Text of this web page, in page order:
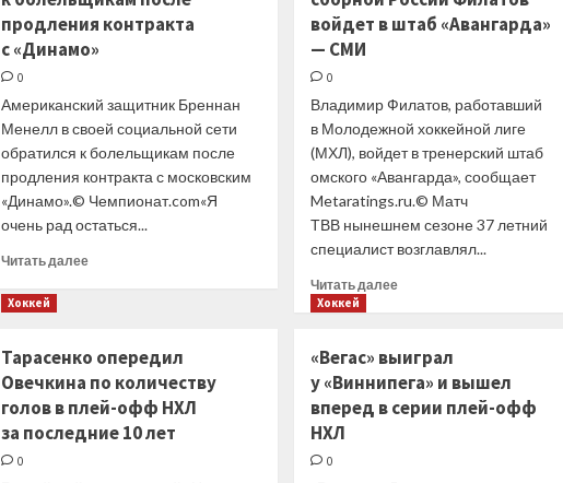
Вадимом
произошел
продления контракта
с «Динамо»
0
Американский защитник Бреннан
Менелл в своей социальной сети
обратился к болельщикам после
продления контракта с московским
«Динамо».© Чемпионат.com«Я
очень рад остаться...
Читать далееПрочитать
к болельщикам
после
продления
контракта
с «Динамо»
войдет в штаб «Авангарда»
— СМИ
0
Владимир Филатов, работавший
в Молодежной хоккейной лиге
(МХЛ), войдет в тренерский штаб
омского «Авангарда», сообщает
Metaratings.ru.© Матч
ТВВ нынешнем сезоне 37 летний
специалист возглавлял...
Читать далееПрочитать
тренер
молодежной
сборной
Хоккей
Тарасенко опередил
Овечкина по количеству
голов в плей-офф НХЛ
за последние 10 лет
0
Хоккей
«Вегас» выиграл
у «Виннипега» и вышел
вперед в серии плей-офф
НХЛ
0